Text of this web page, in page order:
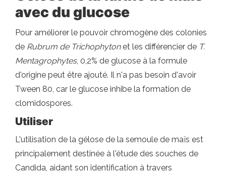
avec du glucose
Pour améliorer le pouvoir chromogène des colonies
de Rubrum de Trichophytonet les différencier de T.
Mentagrophytes, 0,2% de glucose à la formule
d'origine peut être ajouté. Il n'a pas besoin d'avoir
Tween 80, car le glucose inhibe la formation de
clomidospores.
Utiliser
L'utilisation de la gélose de la semoule de maïs est
principalement destinée à l'étude des souches de
Candida, aidant son identification à travers